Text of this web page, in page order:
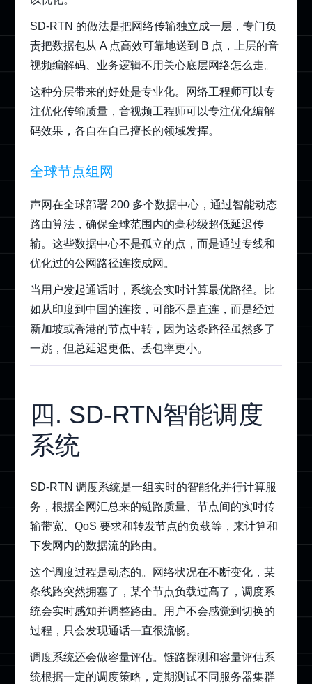
SD-RTN 的做法是把网络传输独立成一层，专门负
责把数据包从 A 点高效可靠地送到 B 点，上层的音
视频编解码、业务逻辑不用关心底层网络怎么走。
这种分层带来的好处是专业化。网络工程师可以专
注优化传输质量，音视频工程师可以专注优化编解
码效果，各自在自己擅长的领域发挥。
全球节点组网
声网在全球部署 200 多个数据中心，通过智能动态
路由算法，确保全球范围内的毫秒级超低延迟传
输。这些数据中心不是孤立的点，而是通过专线和
优化过的公网路径连接成网。
当用户发起通话时，系统会实时计算最优路径。比
如从印度到中国的连接，可能不是直连，而是经过
新加坡或香港的节点中转，因为这条路径虽然多了
一跳，但总延迟更低、丢包率更小。
四. SD-RTN智能调度
系统
SD-RTN 调度系统是一组实时的智能化并行计算服
务，根据全网汇总来的链路质量、节点间的实时传
输带宽、QoS 要求和转发节点的负载等，来计算和
下发网内的数据流的路由。
这个调度过程是动态的。网络状况在不断变化，某
条线路突然拥塞了，某个节点负载过高了，调度系
统会实时感知并调整路由。用户不会感觉到切换的
过程，只会发现通话一直很流畅。
调度系统还会做容量评估。链路探测和容量评估系
统根据一定的调度策略，定期测试不同服务器集群